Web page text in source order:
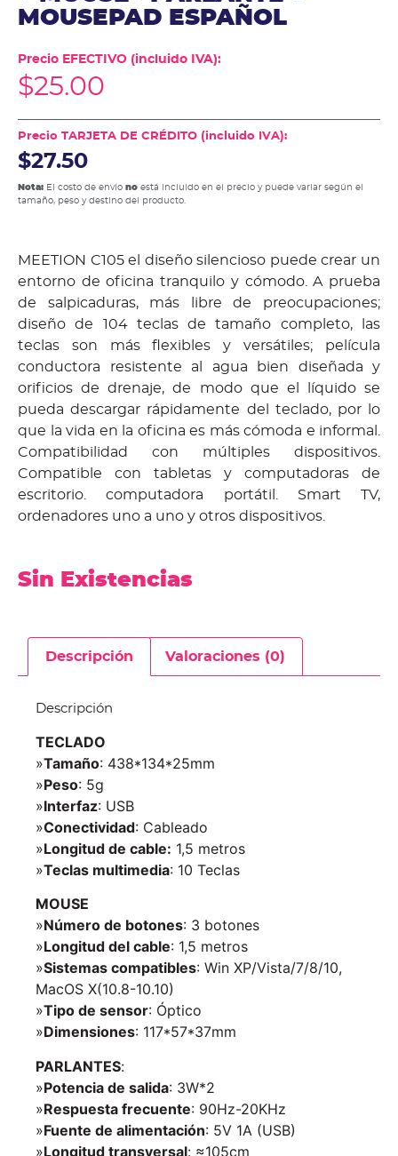
MOUSEPAD ESPAÑOL
Precio EFECTIVO (incluido IVA):
$25.00
Precio TARJETA DE CRÉDITO (incluido IVA):
$27.50
Nota: El costo de envío no está incluido en el precio y puede variar según el
tamaño, peso y destino del producto.
MEETION C105 el diseño silencioso puede crear un
entorno de oficina tranquilo y cómodo. A prueba
de salpicaduras, más libre de preocupaciones;
diseño de 104 teclas de tamaño completo, las
teclas son más flexibles y versátiles; película
conductora resistente al agua bien diseñada y
orificios de drenaje, de modo que el líquido se
pueda descargar rápidamente del teclado, por lo
que la vida en la oficina es más cómoda e informal.
Compatibilidad con múltiples dispositivos.
Compatible con tabletas y computadoras de
escritorio. computadora portátil. Smart TV,
ordenadores uno a uno y otros dispositivos.
Sin Existencias
Descripción Valoraciones (0)
Descripción
TECLADO
»Tamaño: 438*134*25mm
»Peso: 5g
»Interfaz: USB
»Conectividad: Cableado
»Longitud de cable: 1,5 metros
»Teclas multimedia: 10 Teclas
MOUSE
»Número de botones: 3 botones
»Longitud del cable: 1,5 metros
»Sistemas compatibles: Win XP/Vista/7/8/10,
MacOS X(10.8-10.10)
»Tipo de sensor: Óptico
»Dimensiones: 117*57*37mm
PARLANTES:
»Potencia de salida: 3W*2
»Respuesta frecuente: 90Hz-20KHz
»Fuente de alimentación: 5V 1A (USB)
»Longitud transversal: ≈105cm